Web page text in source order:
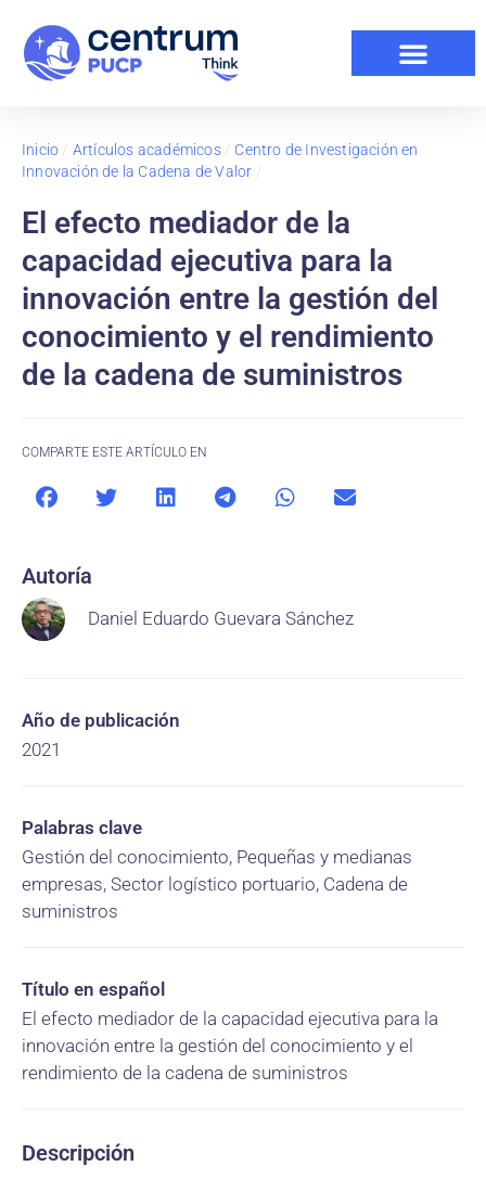
Inicio / Artículos académicos/ Centro de Investigación en
Innovación de la Cadena de Valor /
El efecto mediador de la
capacidad ejecutiva para la
innovación entre la gestión del
conocimiento y el rendimiento
de la cadena de suministros
COMPARTE ESTE ARTÍCULO EN
Autoría
Daniel Eduardo Guevara Sánchez
Año de publicación
2021
Palabras clave
Gestión del conocimiento, Pequeñas y medianas
empresas, Sector logístico portuario, Cadena de
suministros
Título en español
El efecto mediador de la capacidad ejecutiva para la
innovación entre la gestión del conocimiento y el
rendimiento de la cadena de suministros
Descripción